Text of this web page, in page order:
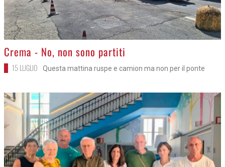
>
Crema - No, non sono partiti
15 LUGLIO Questa mattina ruspe e camion ma non per il ponte